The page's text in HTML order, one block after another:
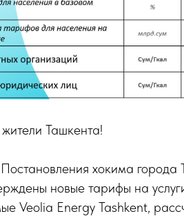
Ташкента!
хокима
новые тарифы на
Veolia Energy Tashkent,